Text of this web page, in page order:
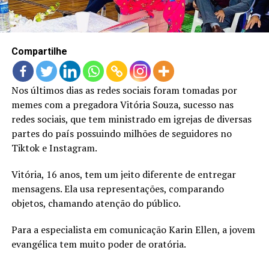
LANÇAMENTOS
Compartilhe
Nos últimos dias as redes sociais foram tomadas por
memes com a pregadora Vitória Souza, sucesso nas
redes sociais, que tem ministrado em igrejas de diversas
partes do país possuindo milhões de seguidores no
Tiktok e Instagram.
Vitória, 16 anos, tem um jeito diferente de entregar
mensagens. Ela usa representações, comparando
objetos, chamando atenção do público.
Para a especialista em comunicação Karin Ellen, a jovem
evangélica tem muito poder de oratória.